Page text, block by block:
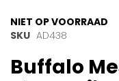
Ga
naar
begin
van
NIET OP VOORRAAD
SKU AD438
Buffalo